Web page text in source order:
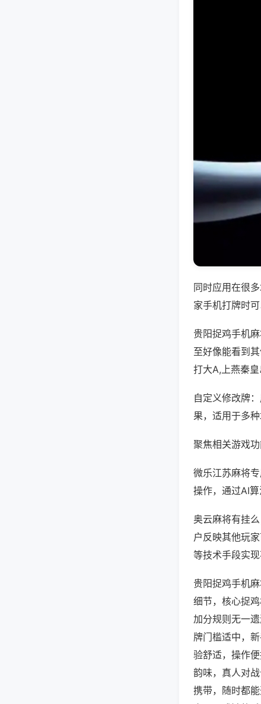
同时应用在很
家手机打牌时
贵阳捉鸡手机
至好像能看到
打大A,上燕秦
自定义修改牌
果，适用于多
聚焦相关游戏功
微乐江苏麻将
操作，通过AI算
奥云麻将有挂
户反映其他玩
等技术手段实现
贵阳捉鸡手机
细节，核心捉
加分规则无一
牌门槛适中，
验舒适，操作
韵味，真人对
携带，随时都